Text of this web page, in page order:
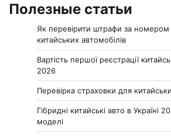
Полезные статьи
Як перевірити штрафи за номером
китайських автомобілів
Вартість першої реєстрації
2026
Перевірка страховки для
Гібридні китайські авто в Україні
моделі